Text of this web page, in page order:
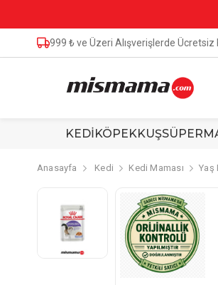
999 ₺ ve Üzeri Alışverişlerde Ücretsiz
KEDİKÖPEKKUŞ
Anasayfa Kedi Kedi Maması Yaş